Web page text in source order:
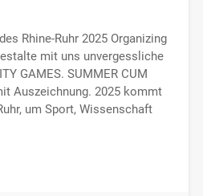
Rhine-Ruhr 2025 Organizing
mit uns unvergessliche
GAMES. SUMMER CUM
Auszeichnung. 2025 kommt
um Sport, Wissenschaft